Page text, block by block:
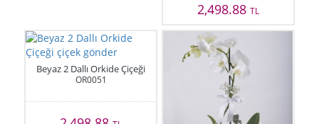
2,498.88 TL
Beyaz 2 Dallı Orkide Çiçeği
OR0051